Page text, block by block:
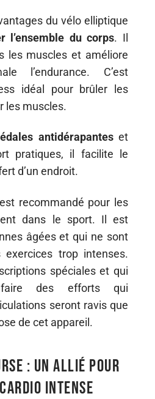
du vélo elliptique
l’ensemble du corps. Il
les muscles et améliore
l’endurance. C’est
idéal pour brûler les
les muscles.
antidérapanteset
pratiques, il facilite le
d’un endroit.
recommandé pour les
dans le sport. Il est
âgées et qui ne sont
trop intenses.
spéciales et qui
des efforts qui
seront ravis que
de cet appareil.
: un allié pour
intense